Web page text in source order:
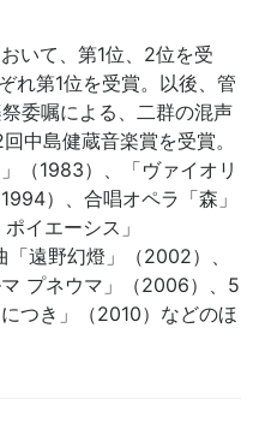
いて、第1位、2位を受
れ第1位を受賞。以後、管
委嘱による、二群の混声
中島健蔵音楽賞を受賞。
（1983）、「ヴァイオリ
）、合唱オペラ「森」
イエーシス」
遠野幻燈」（2002）、
プネウマ」（2006）、5
つき」（2010）などのほ